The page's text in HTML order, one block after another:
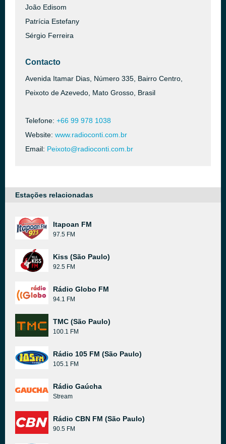
João Edisom
Patrícia Estefany
Sérgio Ferreira
Contacto
Avenida Itamar Dias, Número 335, Bairro Centro,
Peixoto de Azevedo, Mato Grosso, Brasil
Telefone: +66 99 978 1038
Website: www.radioconti.com.br
Email: Peixoto@radioconti.com.br
Estações relacionadas
Itapoan FM
97.5 FM
Kiss (São Paulo)
92.5 FM
Rádio Globo FM
94.1 FM
TMC (São Paulo)
100.1 FM
Rádio 105 FM (São Paulo)
105.1 FM
Rádio Gaúcha
Stream
Rádio CBN FM (São Paulo)
90.5 FM